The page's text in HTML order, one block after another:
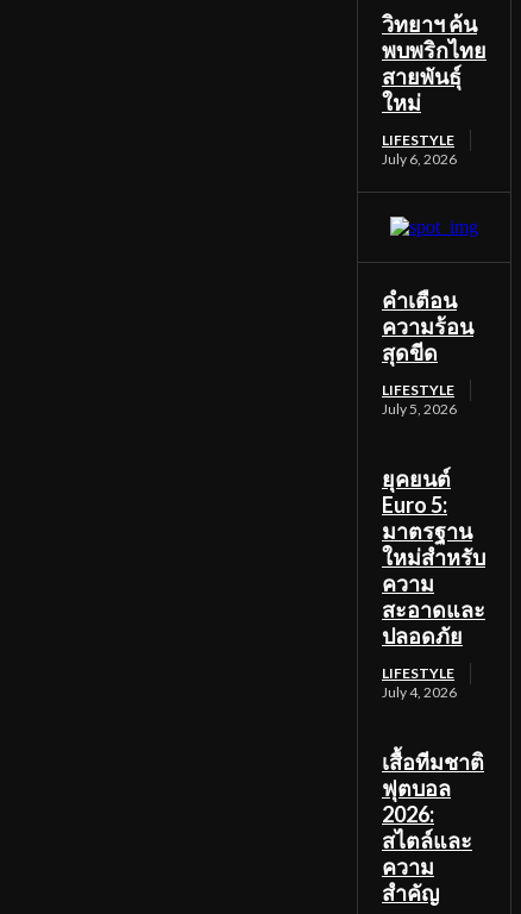
วิทยาฯ ค้น
พบพริกไทย
สายพันธุ์
ใหม่
LIFESTYLE
July 6, 2026
คำเตือน
ความร้อน
สุดขีด
LIFESTYLE
July 5, 2026
ยุคยนต์
Euro 5:
มาตรฐาน
ใหม่สำหรับ
ความ
สะอาดและ
ปลอดภัย
LIFESTYLE
July 4, 2026
เสื้อทีมชาติ
ฟุตบอล
2026:
สไตล์และ
ความ
สำคัญ